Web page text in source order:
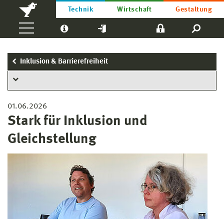
Technik Wirtschaft Gestaltung
Inklusion & Barrierefreiheit
01.06.2026
Stark für Inklusion und
Gleichstellung